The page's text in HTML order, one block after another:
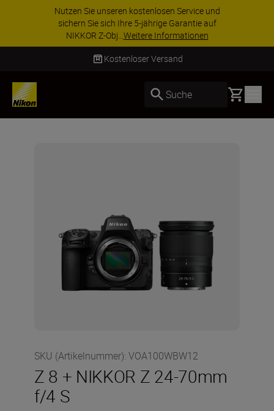
Nutzen Sie unseren kostenlosen Service und
sichern Sie sich Ihre 5-jährige Garantie auf
NIKKOR Z-Obj...Weitere Informationen
Kostenloser Versand
Suche Basket
SKU (Artikelnummer): VOA100WBW12
Z 8 + NIKKOR Z 24-70mm
f/4 S